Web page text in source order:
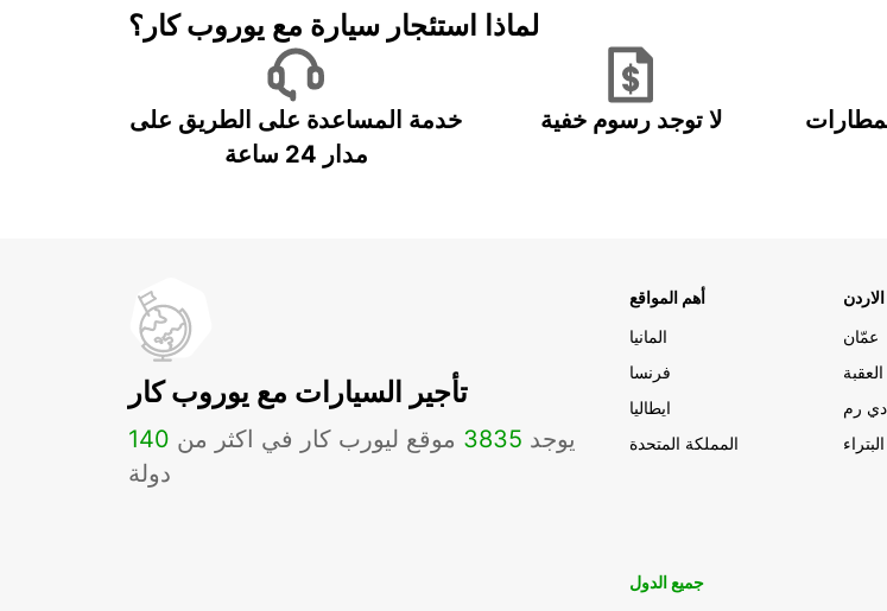
لماذا استئجار سيارة مع يوروب كار؟
خدمة المساعدة على الطريق على
مدار 24 ساعة
لا توجد رسوم خفية
المطارات
تأجير السيارات مع يوروب كار
يوجد 3835 موقع ليورب كار في اكثر من 140
دولة
أهم المواقع
المانيا
فرنسا
ايطاليا
المملكة المتحدة
عمّان
العقبة
رم
البتراء
جميع الدول